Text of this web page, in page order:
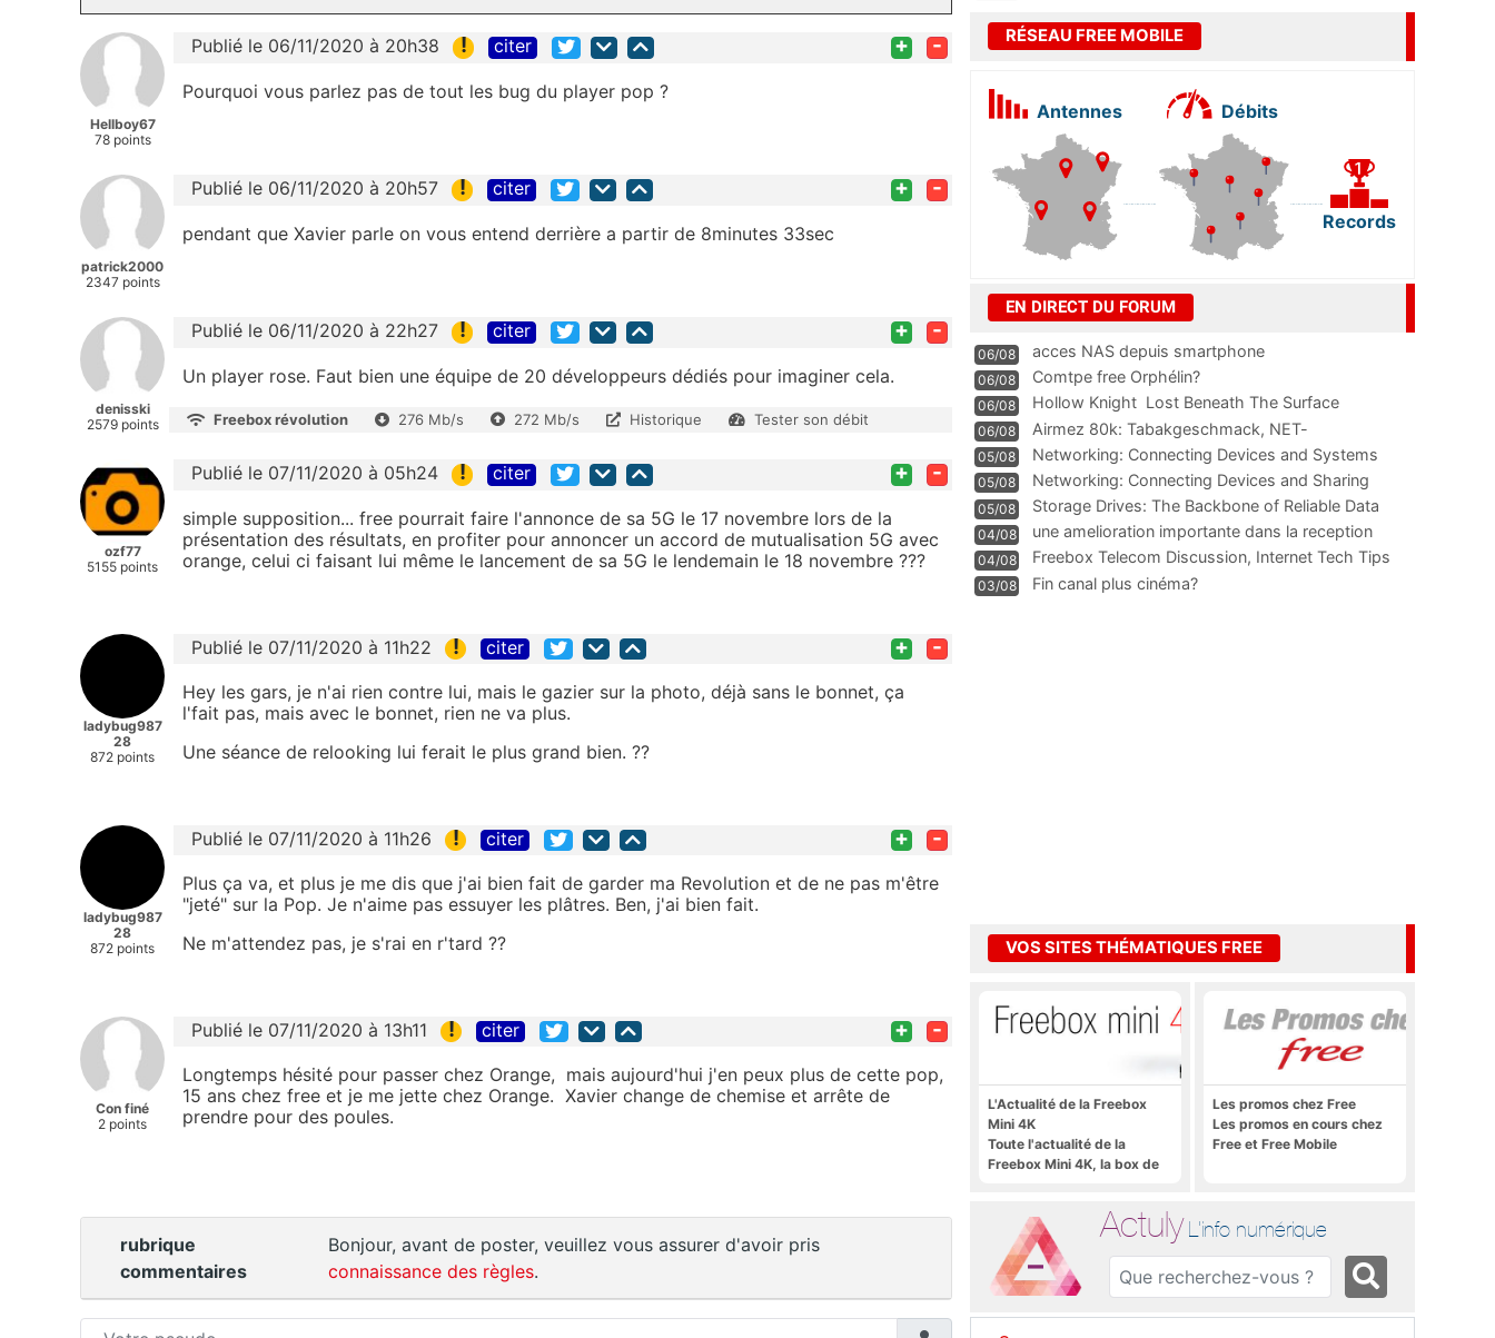
Hellboy67
78 points
Publié le 06/11/2020 à 20h38 ! citer + -
Pourquoi vous parlez pas de tout les bug du player pop ?
patrick2000
2347 points
Publié le 06/11/2020 à 20h57 ! citer + -
pendant que Xavier parle on vous entend derrière a partir de 8minutes 33sec
denisski
2579 points
Publié le 06/11/2020 à 22h27 ! citer + -
Un player rose. Faut bien une équipe de 20 développeurs dédiés pour imaginer cela.
Freebox révolution 276 Mb/s 272 Mb/s Historique Tester son débit
ozf77
5155 points
Publié le 07/11/2020 à 05h24 ! citer + -
simple supposition... free pourrait faire l'annonce de sa 5G le 17 novembre lors de la
présentation des résultats, en profiter pour annoncer un accord de mutualisation 5G avec
orange, celui ci faisant lui même le lancement de sa 5G le lendemain le 18 novembre ???
ladybug987
28
872 points
Publié le 07/11/2020 à 11h22 ! citer + -
Hey les gars, je n'ai rien contre lui, mais le gazier sur la photo, déjà sans le bonnet, ça
l'fait pas, mais avec le bonnet, rien ne va plus.
Une séance de relooking lui ferait le plus grand bien. ??
ladybug987
28
872 points
Publié le 07/11/2020 à 11h26 ! citer + -
Plus ça va, et plus je me dis que j'ai bien fait de garder ma Revolution et de ne pas m'être
"jeté" sur la Pop. Je n'aime pas essuyer les plâtres. Ben, j'ai bien fait.
Ne m'attendez pas, je s'rai en r'tard ??
Con finé
2 points
Publié le 07/11/2020 à 13h11 ! citer + -
Longtemps hésité pour passer chez Orange, mais aujourd'hui j'en peux plus de cette pop,
15 ans chez free et je me jette chez Orange. Xavier change de chemise et arrête de
prendre pour des poules.
rubrique
commentaires
Bonjour, avant de poster, veuillez vous assurer d'avoir pris
connaissance des règles.
RÉSEAU FREE MOBILE
Antennes Débits
Records
EN DIRECT DU FORUM
06/08 acces NAS depuis smartphone
06/08 Comtpe free Orphélin?
06/08 Hollow Knight  Lost Beneath The Surface
06/08
Airmez 80k: Tabakgeschmack, NET-
Technologie und Leistung im
05/08 Networking: Connecting Devices and Systems
05/08
Networking: Connecting Devices and Sharing
Information
05/08
Storage Drives: The Backbone of Reliable Data
Management
04/08
une amelioration importante dans la reception
WIFI
04/08
Freebox Telecom Discussion, Internet Tech Tips
Communi
03/08 Fin canal plus cinéma?
VOS SITES THÉMATIQUES FREE
L'Actualité de la Freebox
Mini 4K
Toute l'actualité de la
Freebox Mini 4K, la box de
Les promos chez Free
Les promos en cours chez
Free et Free Mobile
Actuly L'info numérique